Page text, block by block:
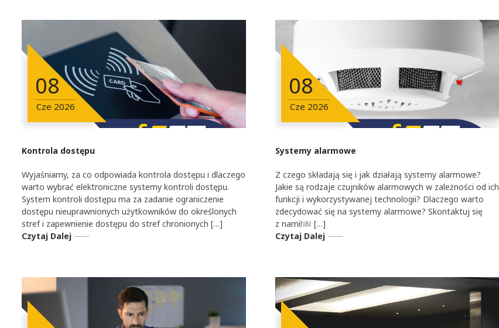
08
Cze 2026
Kontrola dostępu
Wyjaśniamy, za co odpowiada kontrola dostępu i dlaczego
warto wybrać elektroniczne systemy kontroli dostępu.
System kontroli dostępu ma za zadanie ograniczenie
dostępu nieuprawnionych użytkowników do określonych
stref i zapewnienie dostępu do stref chronionych […]
Czytaj Dalej
08
Cze 2026
Systemy alarmowe
Z czego składają się i jak działają systemy alarmowe?
Jakie są rodzaje czujników alarmowych w zależności od ich
funkcji i wykorzystywanej technologii? Dlaczego warto
zdecydować się na systemy alarmowe? Skontaktuj się
z nami!
[…]
Czytaj Dalej